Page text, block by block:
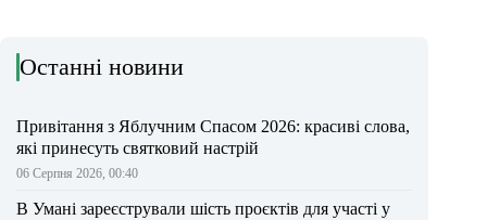
Останні новини
Привітання з Яблучним Спасом 2026: красиві слова,
які принесуть святковий настрій
06 Серпня 2026, 00:40
В Умані зареєстрували шість проєктів для участі у